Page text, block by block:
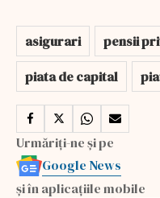
asigurari pensii
piata de capital
Urmăriți-ne și pe
Google News
și în aplicațiile mobile